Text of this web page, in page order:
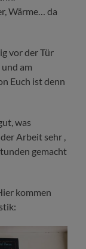
Wärme… da
vor der Tür
am
Euch ist denn
was
Arbeit sehr ,
gemacht
kommen